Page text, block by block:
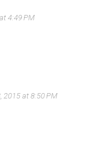
4:49 PM
2015 at 8:50 PM